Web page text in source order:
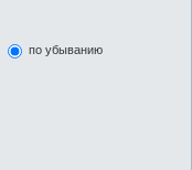
по убыванию